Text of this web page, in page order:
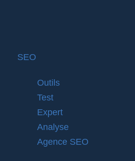
SEO
Outils
Test
Expert
Analyse
Agence SEO